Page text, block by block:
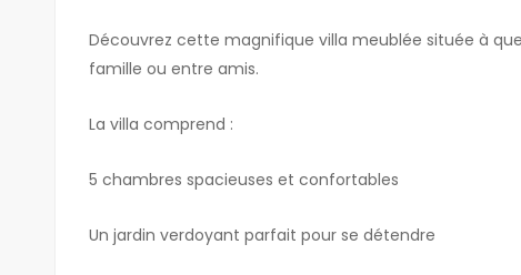
Découvrez cette magnifique villa meublée située à
famille ou entre amis.
La villa comprend :
5 chambres spacieuses et confortables
Un jardin verdoyant parfait pour se détendre